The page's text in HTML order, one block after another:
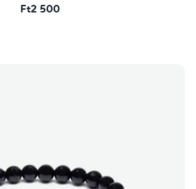
Ft2 500